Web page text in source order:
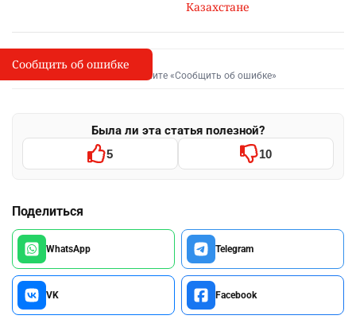
Казахстане
I
Сообщить об опечатке
Выделите фрагмент и нажмите «Сообщить об ошибке»
Была ли эта статья полезной?
5 10
Поделиться
WhatsApp Telegram
VK Facebook
Сообщить об ошибке